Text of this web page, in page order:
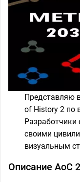
Представляю
of History 2 по
Разработчики
своими
визуальным
Описание AoC